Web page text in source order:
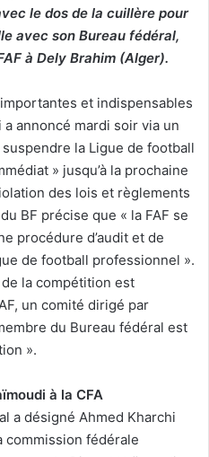
le dos de la cuillère pour
avec son Bureau fédéral,
à Dely Brahim (Alger).
et indispensables
annoncé mardi soir via un
la Ligue de football
» jusqu’à la prochaine
des lois et règlements
BF précise que « la FAF se
procédure d’audit et de
de football professionnel ».
de la compétition est
un comité dirigé par
du Bureau fédéral est
».
à la CFA
a désigné Ahmed Kharchi
commission fédérale